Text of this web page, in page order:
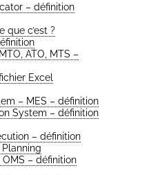
– définition
que c’est ?
ATO, MTS –
Excel
– MES – définition
Sys­tem – définition
– définition
– définition